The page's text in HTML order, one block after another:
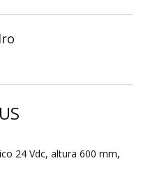
24 Vdc, altura 600 mm,